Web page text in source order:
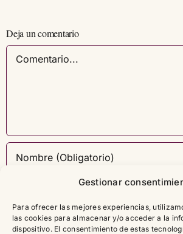
Gestionar
Para ofrecer las mejores experiencias,
las cookies para almacenar y/o acceder a la
dispositivo. El consentimiento de estas
Deja un comentario
Comentario